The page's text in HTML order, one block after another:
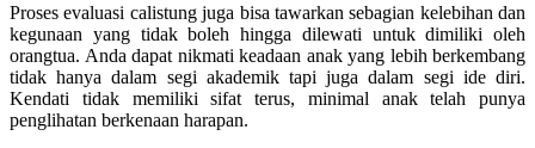
Proses evaluasi calistung juga bisa tawarkan sebagian kelebihan dan
kegunaan yang tidak boleh hingga dilewati untuk dimiliki oleh
orangtua. Anda dapat nikmati keadaan anak yang lebih berkembang
tidak hanya dalam segi akademik tapi juga dalam segi ide diri.
Kendati tidak memiliki sifat terus, minimal anak telah punya
penglihatan berkenaan harapan.